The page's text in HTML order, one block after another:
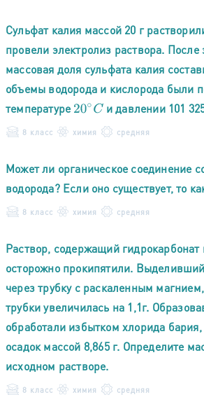
Сульфат калия массой 20 г
провели электролиз раствора. После
массовая доля сульфата калия
объемы водорода и кислорода были
температуре20∘C и давлении 101
8 класс химия средняя
Может ли органическое соединение
водорода? Если оно существует, то
8 класс химия средняя
Раствор, содержащий гидрокарбонат
осторожно прокипятили.
через трубку с раскаленным
трубки увеличилась на 1,1г.
обработали избытком хлорида
осадок массой 8,865 г. Определите
исходном растворе.
8 класс химия средняя